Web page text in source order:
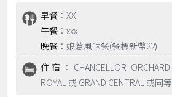
早餐 ：XX
午餐 ：xxx
晚餐 ：娘惹風味餐(餐標新幣22)
住宿 ：CHANCELLOR
ROYAL 或 GRAND CENTRAL 或同